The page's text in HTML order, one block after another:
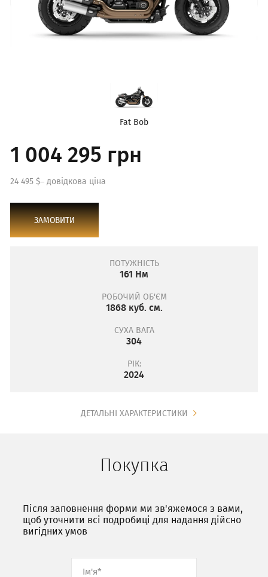
Fat Bob
ПОТУЖНІСТЬ
161 Нм
РОБОЧИЙ ОБ'ЄМ
1868 куб. см.
СУХА ВАГА
304
РІК:
2024
ДЕТАЛЬНІ ХАРАКТЕРИСТИКИ
1 004 295 грн
24 495 $– довідкова ціна
ЗАМОВИТИ
Покупка
Після заповнення форми ми зв'яжемося з вами,
щоб уточнити всі подробиці для надання дійсно
вигідних умов